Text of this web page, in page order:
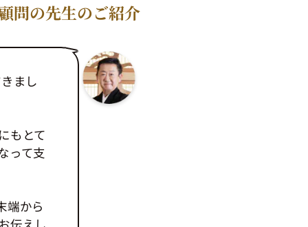
問の先生のご紹介
まし
もとて
って支
端から